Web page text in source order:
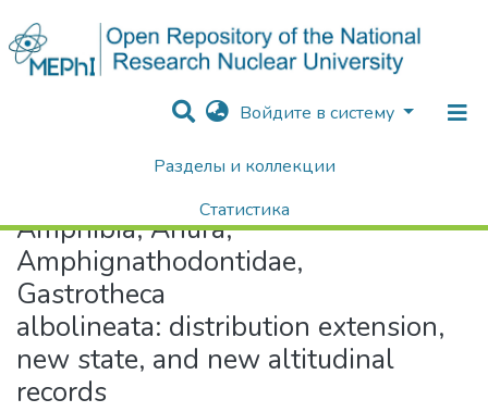
Войдите в систему
Разделы и коллекции
Статистика
Поиск
Amphibia, Anura, Amphignathodontidae, Gastrotheca albolineata: distribution extension, new state, and new altitudinal records
Amphibia, Anura,
Amphignathodontidae,
Gastrotheca
albolineata: distribution extension,
new state, and new altitudinal
records